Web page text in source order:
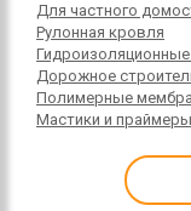
Для частного
Рулонная кровля
Дорожное
Полимерные
Мастики и праймеры